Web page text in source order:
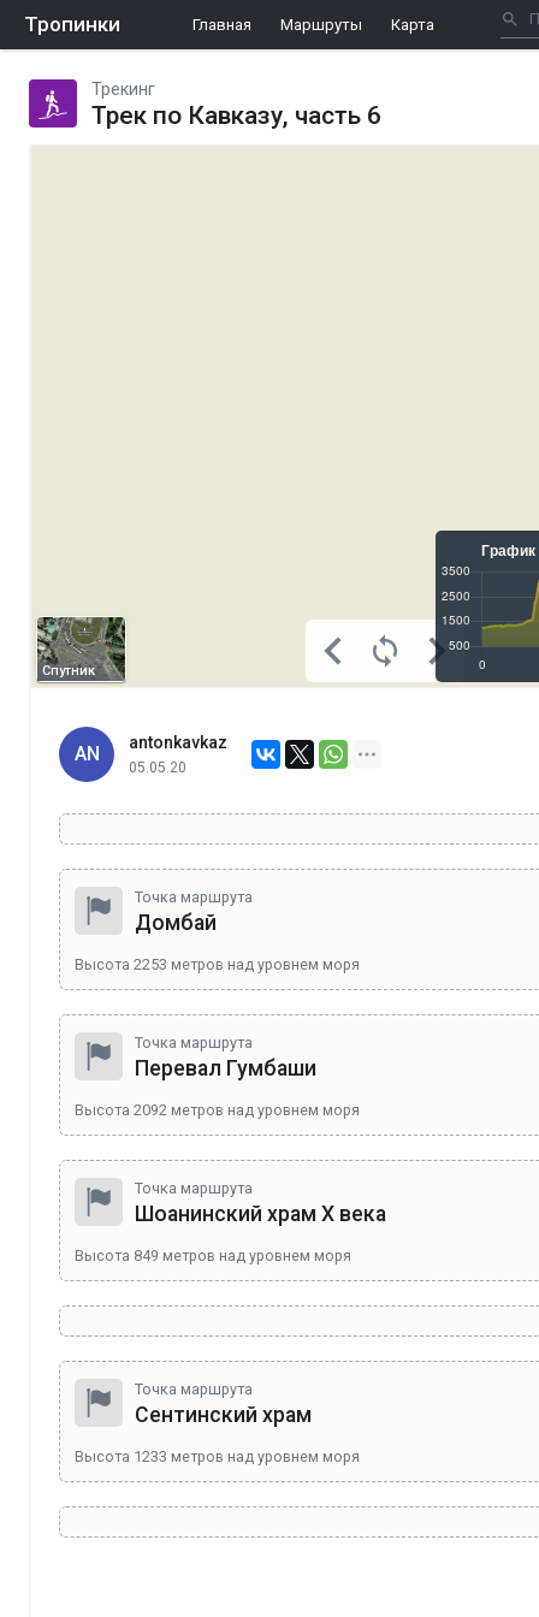
Тропинки Главная Маршруты Карта
Трекинг
Трек по Кавказу, часть 6
Спутник
AN
antonkavkaz
05.05.20
Точка маршрута
Домбай
Высота 2253 метров над уровнем моря
Точка маршрута
Перевал Гумбаши
Высота 2092 метров над уровнем моря
Точка маршрута
Шоанинский храм X века
Высота 849 метров над уровнем моря
Точка маршрута
Сентинский храм
Высота 1233 метров над уровнем моря